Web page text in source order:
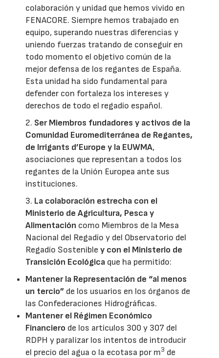
colaboración y unidad que hemos vivido en
FENACORE. Siempre hemos trabajado en
equipo, superando nuestras diferencias y
uniendo fuerzas tratando de conseguir en
todo momento el objetivo común de la
mejor defensa de los regantes de España.
Esta unidad ha sido fundamental para
defender con fortaleza los intereses y
derechos de todo el regadío español.
2. Ser Miembros fundadores y activos de la
Comunidad Euromediterránea de Regantes,
de Irrigants d’Europe y la EUWMA,
asociaciones que representan a todos los
regantes de la Unión Europea ante sus
instituciones.
3. La colaboración estrecha con el
Ministerio de Agricultura, Pesca y
Alimentación como Miembros de la Mesa
Nacional del Regadío y del Observatorio del
Regadío Sostenibley con el Ministerio de
Transición Ecológica que ha permitido:
Mantener la Representación de “al menos
un tercio” de los usuarios en los órganos de
las Confederaciones Hidrográficas.
Mantener el Régimen Económico
Financiero de los artículos 300 y 307 del
RDPH y paralizar los intentos de introducir
el precio del agua o la ecotasa por m3 de